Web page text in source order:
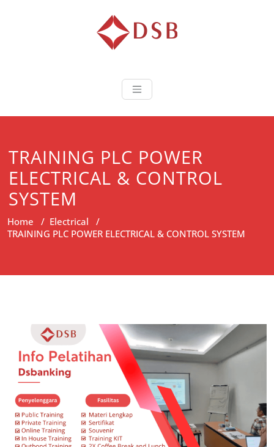
Diorama
TRAINING PLC POWER
ELECTRICAL & CONTROL
SYSTEM
Home / Electrical /
TRAINING PLC POWER ELECTRICAL & CONTROL SYSTEM